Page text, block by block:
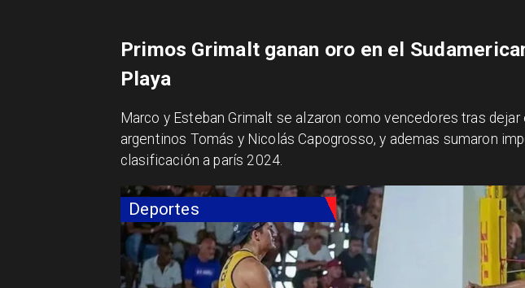
Deportes
Primos Grimalt ganan oro en el
Playa
​Marco y Esteban Grimalt se alzaron como vencedores tras dejar
argentinos Tomás y Nicolás Capogrosso, y ademas sumaron
clasificación a parís 2024.